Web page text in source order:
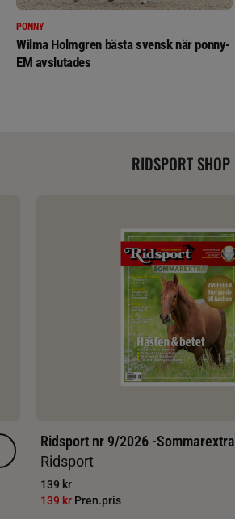
PONNY
Wilma Holmgren bästa svensk när ponny-
EM avslutades
RIDSPORT SHOP
Ridsport nr 9/2026 -Sommarextra
Ridsport
139 kr
139 kr Pren.pris